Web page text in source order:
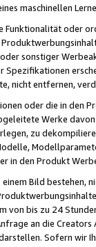
maschinellen
Funktionalität oder
sonstiger
nicht entfernen,
oder die in
Werke
zu
in den Produkt
Bild bestehen,
von bis zu 24
an die
Sofern wir